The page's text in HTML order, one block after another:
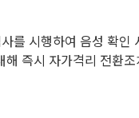
를 시행하여 음성 확
즉시 자가격리 전환